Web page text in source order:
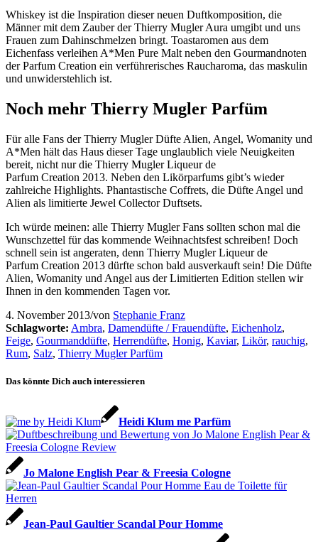
Whiskey ist die Inspiration dieser neuen Duftkomposition, die
Männer mit dem Zauber der Thierry Mugler Aura umgibt und uns
Frauen zum Dahinschmelzen bringt. Toastaromen aus dem
Eichenfass verleihen A*Men Pure Malt neben den Gourmandnoten
der Parfum Creation ein verführerisches Raucharoma, das maskulin
und unwiderstehlich ist.
Noch mehr Thierry Mugler Parfüm
Für alle Fans der Thierry Mugler Düfte Alien, Angel, Womanity und
A*Men hält das Haus dieser Tage unglaublich viele Neuigkeiten
bereit, nicht nur die Thierry Mugler Liqueur de
Parfum Creation 2013. Neben den Likörparfums gibt’s wieder
zahlreiche Highlights. Phantastische Coffrets, die Düfte Angel und
Alien als limitierte Jewel Collector Duftsets.
Ich würde meinen: alle Thierry Mugler Fans sollten schon mal die
Wunschzettel für das kommende Weihnachtsfest schreiben! Doch
schnell sein ist angeraten, denn Thierry Mugler Liqueur de
Parfum Creation 2013 dürfte schon bald ausverkauft sein! Die Düfte
Alien, Womanity und Angel aus der Limitierten Edition stellen wir
Ihnen in den kommenden Tagen vor.
4. November 2013/von Stephanie Franz
Schlagworte: Ambra, Damendüfte / Frauendüfte, Eichenholz,
Feige, Gourmanddüfte, Herrendüfte, Honig, Kaviar, Likör, rauchig,
Rum, Salz, Thierry Mugler Parfüm
Das könnte Dich auch interessieren
Heidi Klum me Parfüm
Jo Malone English Pear & Freesia Cologne
Jean-Paul Gaultier Scandal Pour Homme